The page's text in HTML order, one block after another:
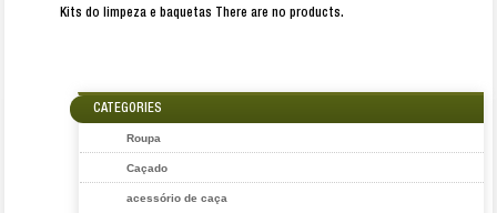
Kits do limpeza e baquetas There are no products.
CATEGORIES
Roupa
Caçado
acessório de caça